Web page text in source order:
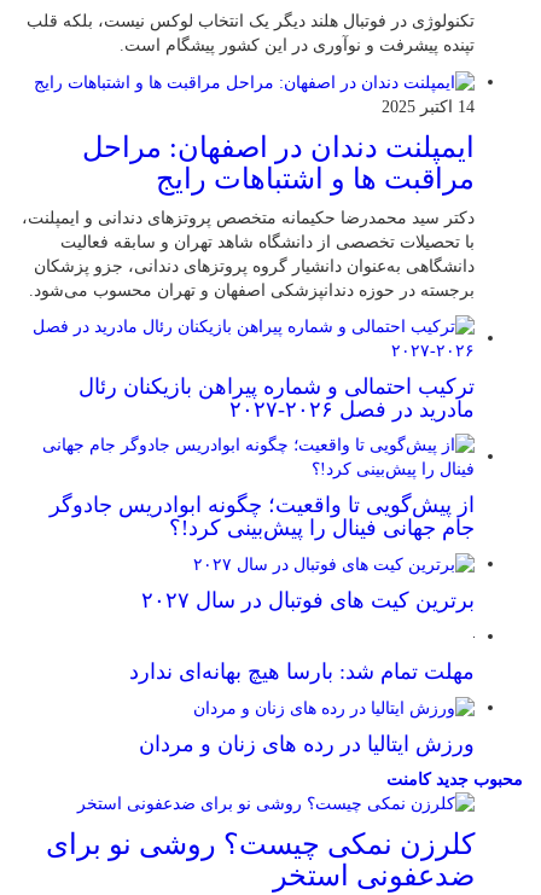
تکنولوژی در فوتبال هلند دیگر یک انتخاب لوکس نیست، بلکه قلب
تپنده پیشرفت و نوآوری در این کشور پیشگام است.
14 اکتبر 2025
ایمپلنت دندان در اصفهان: مراحل
مراقبت ها و اشتباهات رایج
دکتر سید محمدرضا حکیمانه متخصص پروتزهای دندانی و ایمپلنت،
با تحصیلات تخصصی از دانشگاه شاهد تهران و سابقه فعالیت
دانشگاهی به‌عنوان دانشیار گروه پروتزهای دندانی، جزو پزشکان
برجسته در حوزه دندانپزشکی اصفهان و تهران محسوب می‌شود.
ترکیب احتمالی و شماره پیراهن بازیکنان رئال
مادرید در فصل ۲۰۲۶-۲۰۲۷
از پیش‌گویی تا واقعیت؛ چگونه ابوادریس جادوگر
جام جهانی فینال را پیش‌بینی کرد!؟
برترین کیت های فوتبال در سال ۲۰۲۷
مهلت تمام شد: بارسا هیچ بهانه‌‌ای ندارد
ورزش ایتالیا در رده های زنان و مردان
محبوب جدیدکامنت
کلرزن نمکی چیست؟ روشی نو برای
ضدعفونی استخر